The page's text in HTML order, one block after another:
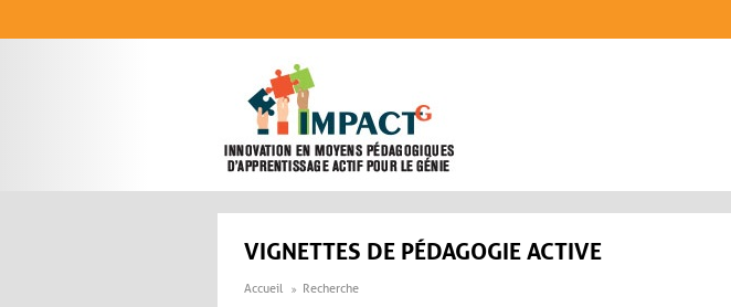
VIGNETTES DE PÉDAGOGIE ACTIVE
Accueil Recherche